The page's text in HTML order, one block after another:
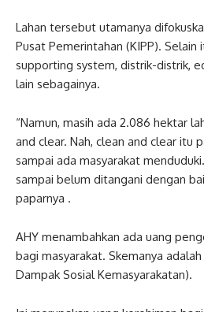
Lahan tersebut utamanya
Pusat Pemerintahan (KIPP).
supporting system, distrik-distrik,
lain sebagainya.
“Namun, masih ada 2.086 hektar
and clear. Nah, clean and clear itu
sampai ada masyarakat
sampai belum ditangani dengan
paparnya .
AHY menambahkan ada uang
bagi masyarakat. Skemanya
Dampak Sosial Kemasyarakatan).